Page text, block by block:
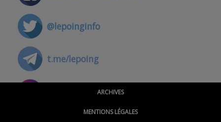
@lepoinginfo
t.me/lepoing
@montpellierpoinginfo
ARCHIVES
MENTIONS LÉGALES